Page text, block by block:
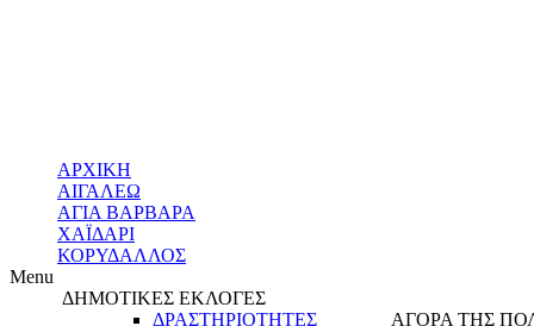
ΑΡΧΙΚΗ
ΑΙΓΑΛΕΩ
ΑΓΙΑ ΒΑΡΒΑΡΑ
ΧΑΪΔΑΡΙ
ΚΟΡΥΔΑΛΛΟΣ
Menu
ΔΗΜΟΤΙΚΕΣ ΕΚΛΟΓΕΣ
ΔΡΑΣΤΗΡΙΟΤΗΤΕΣ
ΑΓΟΡΑ ΤΗΣ